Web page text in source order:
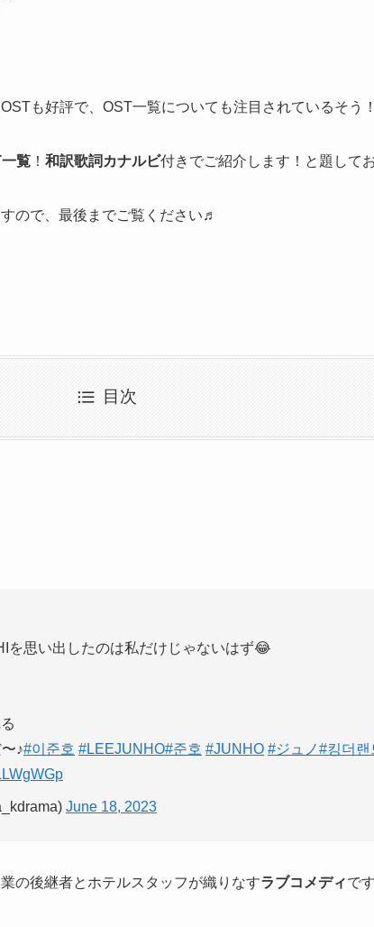
も好評で、OST一覧についても注目されているそう！
覧 ！ 和訳歌詞カナルビ付きでご紹介します！と題して
ので、最後までご覧ください♬
目次
を思い出したのは私だけじゃないはず😂
♪#이준호 #LEEJUNHO#준호 #JUNHO #ジュノ#킹더랜
June 18, 2023
の後継者とホテルスタッフが織りなすラブコメディです